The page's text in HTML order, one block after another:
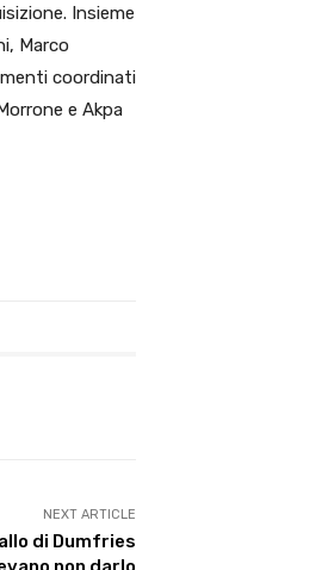
Insieme
Marco
coordinati
e Akpa
NEXT ARTICLE
di Dumfries